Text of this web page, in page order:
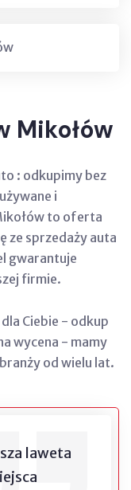
Mikołów
: odkupimy bez
i
to oferta
ze sprzedaży auta
gwarantuje
firmie.
Ciebie - odkup
wycena - mamy
od wielu lat.
laweta